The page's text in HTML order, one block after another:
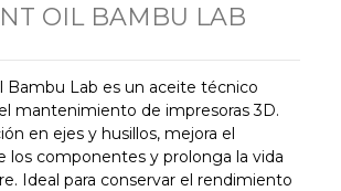
OIL BAMBU LAB
Bambu Lab es un aceite técnico
mantenimiento de impresoras 3D.
en ejes y husillos, mejora el
los componentes y prolonga la vida
Ideal para conservar el rendimiento